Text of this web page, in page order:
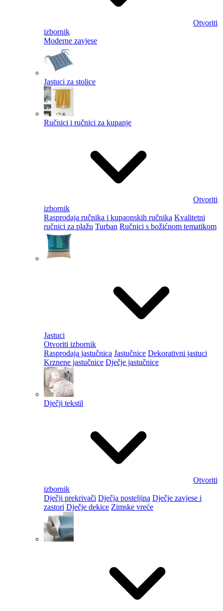
Otvoriti
izbornik
Moderne zavjese
Jastuci za stolice
Ručnici i ručnici za kupanje
Otvoriti
izbornik
Rasprodaja ručnika i kupaonskih ručnika Kvalitetni
ručnici za plažu Turban Ručnici s božićnom tematikom
Jastuci
Otvoriti izbornik
Rasprodaja jastučnica Jastučnice Dekorativni jastuci
Krznene jastučnice Dječje jastučnice
Dječji tekstil
Otvoriti
izbornik
Dječji prekrivači Dječja posteljina Dječje zavjese i
zastori Dječje dekice Zimske vreće